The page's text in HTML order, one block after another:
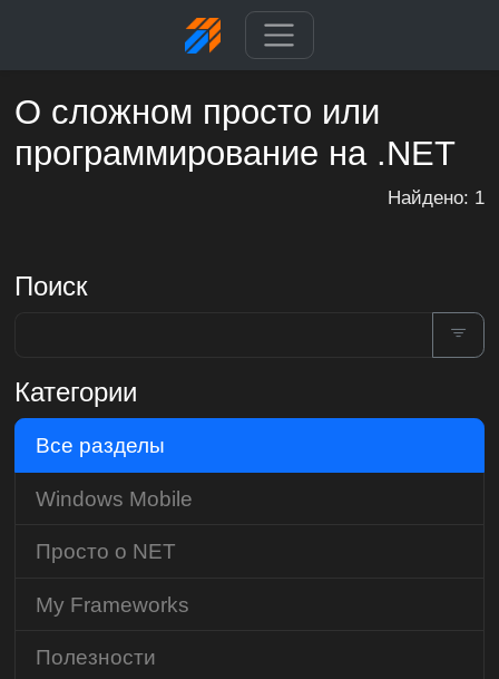
О сложном просто или
программирование на .NET
Найдено: 1
Поиск
Категории
Все разделы
Windows Mobile
Просто о NET
My Frameworks
Полезности